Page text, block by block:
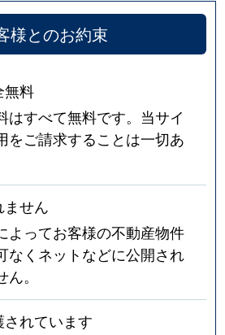
様とのお約束
無料
はすべて無料です。当サイ
をご請求することは一切あ
せん
よってお客様の不動産物件
なくネットなどに公開され
。
れています